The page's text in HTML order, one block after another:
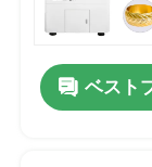
ベスト